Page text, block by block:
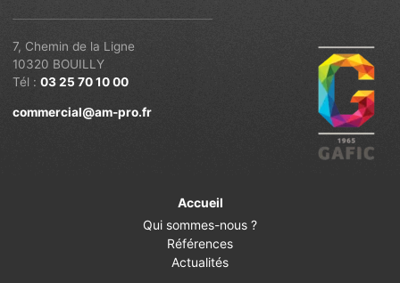
7, Chemin de la Ligne
10320 BOUILLY
Tél : 03 25 70 10 00
commercial@am-pro.fr
Accueil
Qui sommes-nous ?
Références
Actualités